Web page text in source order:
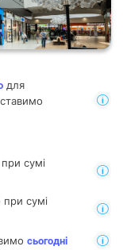
для
сумі
сумі
сьогодні